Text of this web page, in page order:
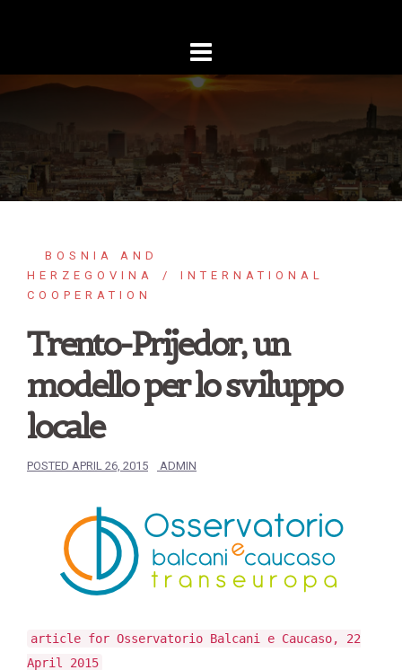
BOSNIA AND
HERZEGOVINA
INTERNATIONAL
COOPERATION
Trento-Prijedor, un
modello per lo sviluppo
locale
POSTED APRIL 26, 2015 ADMIN
article for Osservatorio Balcani e Caucaso, 22
April 2015